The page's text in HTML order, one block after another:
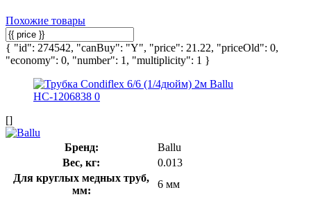
Похожие товары
{ "id": 274542, "canBuy": "Y", "price": 21.22, "priceOld": 0,
"economy": 0, "number": 1, "multiplicity": 1 }
[]
Бренд:
Ballu
Вес, кг:
0.013
Для круглых медных труб,
мм:
6 мм